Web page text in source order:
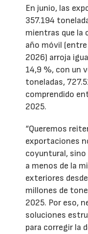
En junio, las
357.194
mientras que la
año móvil
2026) arroja
14,9 %, con un
toneladas,
comprendido
2025.
“Queremos
exportaciones
coyuntural, sino
a menos de la
exteriores
millones de
2025. Por eso,
soluciones
para corregir la